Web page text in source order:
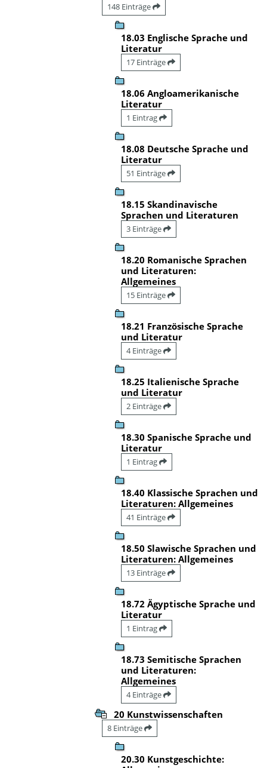
148 Einträge
18.03 Englische Sprache und
Literatur
17 Einträge
18.06 Angloamerikanische
Literatur
1 Eintrag
18.08 Deutsche Sprache und
Literatur
51 Einträge
18.15 Skandinavische
Sprachen und Literaturen
3 Einträge
18.20 Romanische Sprachen
und Literaturen:
Allgemeines
15 Einträge
18.21 Französische Sprache
und Literatur
4 Einträge
18.25 Italienische Sprache
und Literatur
2 Einträge
18.30 Spanische Sprache und
Literatur
1 Eintrag
18.40 Klassische Sprachen und
Literaturen: Allgemeines
41 Einträge
18.50 Slawische Sprachen und
Literaturen: Allgemeines
13 Einträge
18.72 Ägyptische Sprache und
Literatur
1 Eintrag
18.73 Semitische Sprachen
und Literaturen:
Allgemeines
4 Einträge
20 Kunstwissenschaften
8 Einträge
20.30 Kunstgeschichte: